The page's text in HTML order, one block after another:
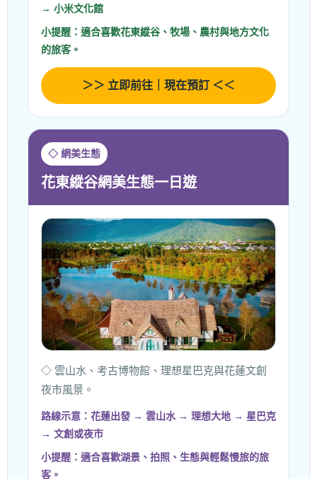
→ 小米文化館
小提醒：適合喜歡花東縱谷、牧場、農村與地方文化
的旅客。
＞＞ 立即前往｜現在預訂 ＜＜
◇ 網美生態
花東縱谷網美生態一日遊
◇ 雲山水、考古博物館、理想星巴克與花蓮文創
夜市風景。
路線示意：花蓮出發 → 雲山水 → 理想大地 → 星巴克
→ 文創或夜市
小提醒：適合喜歡湖景、拍照、生態與輕鬆慢旅的旅
客。